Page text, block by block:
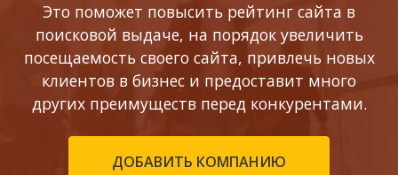
Это поможет повысить рейтинг сайта в
поисковой выдаче, на порядок увеличить
посещаемость своего сайта, привлечь новых
клиентов в бизнес и предоставит много
других преимуществ перед конкурентами.
ДОБАВИТЬ КОМПАНИЮ